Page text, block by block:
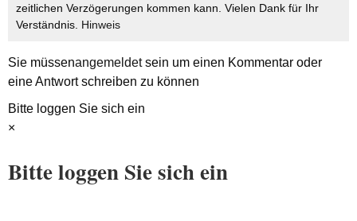
zeitlichen Verzögerungen kommen kann. Vielen Dank für Ihr
Verständnis. Hinweis
Sie müssenangemeldetsein um einen Kommentar oder
eine Antwort schreiben zu können
Bitte loggen Sie sich ein
×
Bitte loggen Sie sich ein